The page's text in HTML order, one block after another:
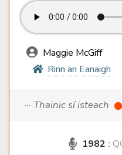
Maggie McGiff
Rinn an Eanaigh
··· Thainic sí isteach
1982 :